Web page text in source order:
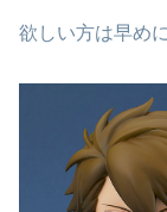
欲しい方は早め